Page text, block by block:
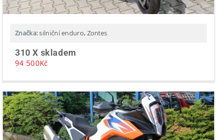
Značka:silniční enduro, Zontes
310 X skladem
94 500Kč